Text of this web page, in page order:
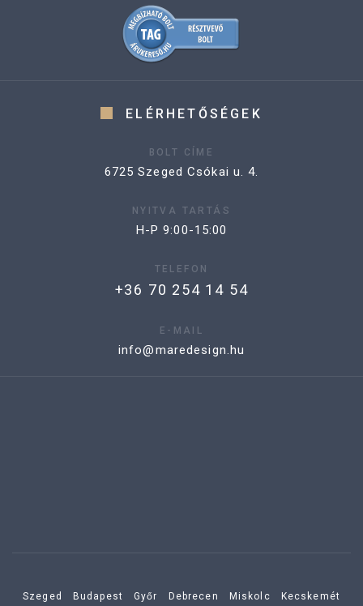
ELÉRHETŐSÉGEK
BOLT CÍME
6725 Szeged Csókai u. 4.
NYITVA TARTÁS
H-P 9:00-15:00
TELEFON
+36 70 254 14 54
E-MAIL
info@maredesign.hu
Szeged Budapest Győr Debrecen Miskolc Kecskemét